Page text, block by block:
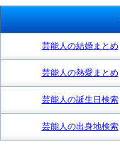
芸能人の結婚まとめ
芸能人の熱愛まとめ
芸能人の誕生日検索
芸能人の出身地検索